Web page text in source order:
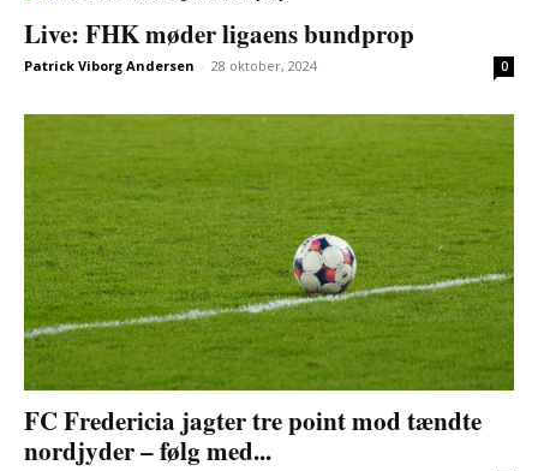
Live: FHK møder ligaens bundprop
Patrick Viborg Andersen - 28 oktober, 2024 0
FC Fredericia jagter tre point mod tændte
nordjyder – følg med...